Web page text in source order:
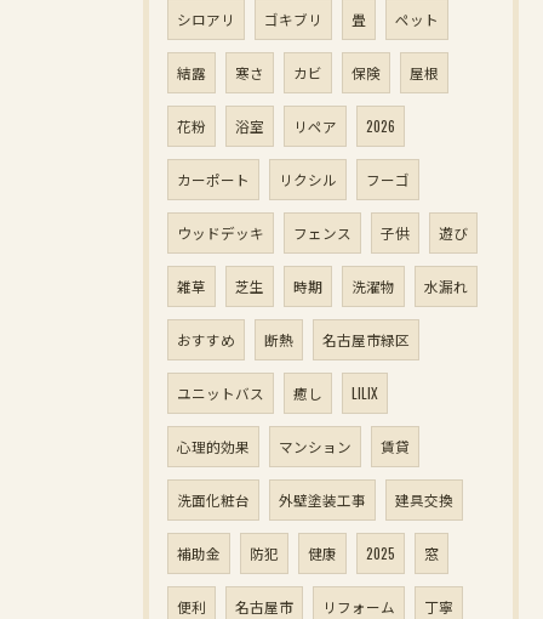
シロアリ ゴキブリ 畳 ペット
結露 寒さ カビ 保険 屋根
花粉 浴室 リペア 2026
カーポート リクシル フーゴ
ウッドデッキ フェンス 子供 遊び
雑草 芝生 時期 洗濯物 水漏れ
おすすめ 断熱 名古屋市緑区
ユニットバス 癒し LILIX
心理的効果 マンション 賃貸
洗面化粧台 外壁塗装工事 建具交換
補助金 防犯 健康 2025 窓
便利 名古屋市 リフォーム 丁寧